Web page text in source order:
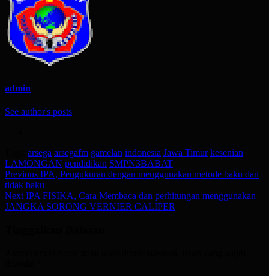
admin
See author's posts
arsega arsegafm gamelan indonesia Jawa Timur kesenian
LAMONGAN pendidikan SMPN3BABAT
Post
navigation
Previous IPA, Pengukuran dengan menggunakan metode baku dan
tidak baku
Next IPA FISIKA, Cara Membaca dan perhitungan menggunakan
JANGKA SORONG VERNIER CALIPER